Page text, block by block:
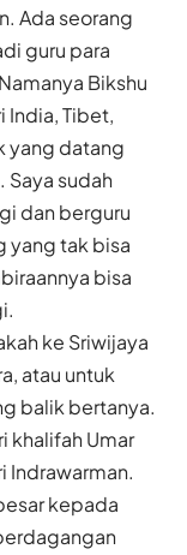
Ada seorang
guru para
Bikshu
India, Tibet,
yang datang
Saya sudah
dan berguru
yang tak bisa
bisa
ke Sriwijaya
atau untuk
balik bertanya.
khalifah Umar
Indrawarman.
kepada